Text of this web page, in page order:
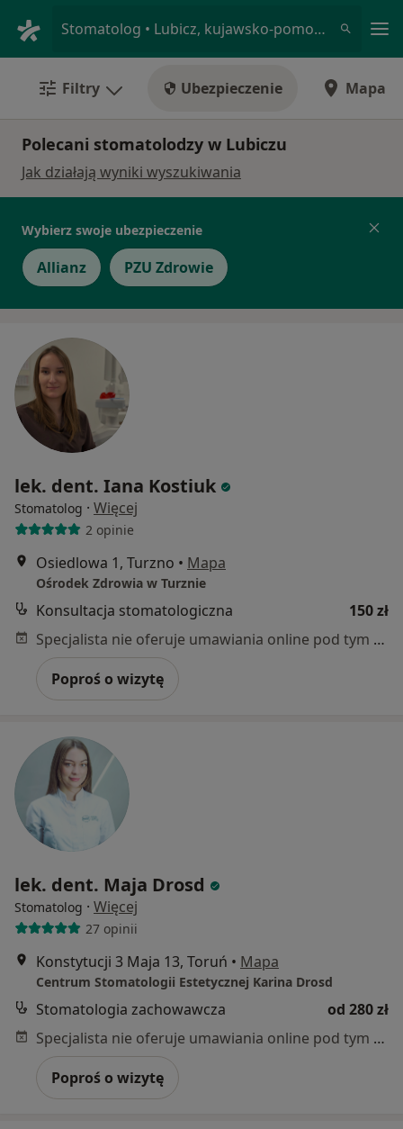
Stomatolog • Lubicz, kujawsko-pomorskie
Filtry Ubezpieczenie Mapa
Polecani stomatolodzy w Lubiczu
Jak działają wyniki wyszukiwania
Wybierz swoje ubezpieczenie
Allianz PZU Zdrowie
lek. dent. Iana Kostiuk
Stomatolog · Więcej
2 opinie
Osiedlowa 1, Turzno • Mapa
Ośrodek Zdrowia w Turznie
Konsultacja stomatologiczna
150 zł
Specjalista nie oferuje umawiania online pod tym adresem.
Poproś o wizytę
lek. dent. Maja Drosd
Stomatolog · Więcej
27 opinii
Konstytucji 3 Maja 13, Toruń • Mapa
Centrum Stomatologii Estetycznej Karina Drosd
Stomatologia zachowawcza
od 280 zł
Specjalista nie oferuje umawiania online pod tym adresem.
Poproś o wizytę